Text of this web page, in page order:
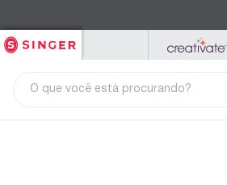
SINGER
MYSEWNET